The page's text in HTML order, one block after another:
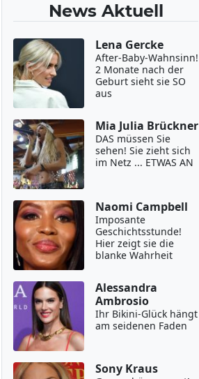
News Aktuell
Lena Gercke
After-Baby-Wahnsinn!
2 Monate nach der
Geburt sieht sie SO
aus
Mia Julia Brückner
DAS müssen Sie
sehen! Sie zieht sich
im Netz ... ETWAS AN
Naomi Campbell
Imposante
Geschichtsstunde!
Hier zeigt sie die
blanke Wahrheit
Alessandra
Ambrosio
Ihr Bikini-Glück hängt
am seidenen Faden
Sony Kraus